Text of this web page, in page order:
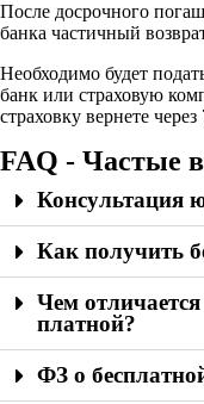
После досрочного
банка частичный
Необходимо будет
банк или страховую
страховку вернете
FAQ - Частые
Консультация
Как получить
Чем
платной?
ФЗ о